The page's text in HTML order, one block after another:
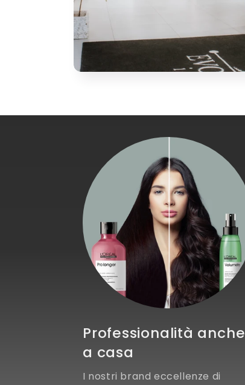
Professionalità anche
a casa
I nostri brand eccellenze di